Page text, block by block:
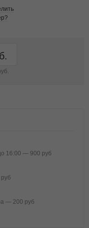
16:00 — 900 руб
— 200 руб